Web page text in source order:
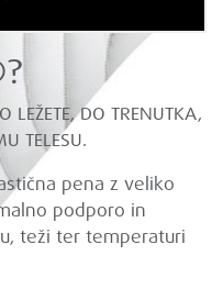
LEŽETE, DO TRENUTKA,
TELESU.
pena z veliko
podporo in
teži ter temperaturi